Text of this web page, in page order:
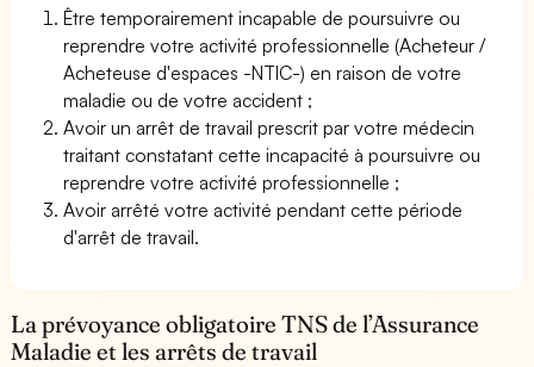
Être temporairement incapable de poursuivre ou
reprendre votre activité professionnelle (Acheteur /
Acheteuse d'espaces -NTIC-) en raison de votre
maladie ou de votre accident ;
Avoir un arrêt de travail prescrit par votre médecin
traitant constatant cette incapacité à poursuivre ou
reprendre votre activité professionnelle ;
Avoir arrêté votre activité pendant cette période
d'arrêt de travail.
La prévoyance obligatoire TNS de l’Assurance
Maladie et les arrêts de travail